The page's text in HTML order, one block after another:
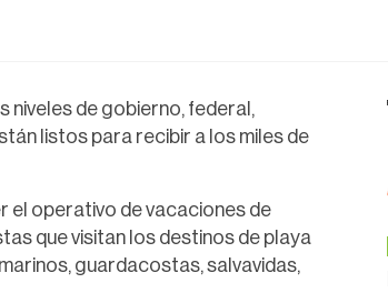
niveles de gobierno, federal,
listos para recibir a los miles de
el operativo de vacaciones de
que visitan los destinos de playa
guardacostas, salvavidas,